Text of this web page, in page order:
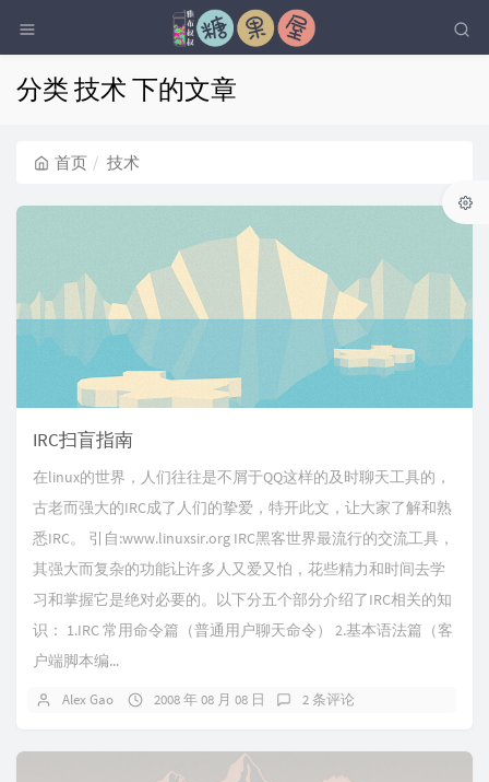
分类 技术 下的文章
首页 技术
IRC扫盲指南
在linux的世界，人们往往是不屑于QQ这样的及时聊天工具的，
古老而强大的IRC成了人们的挚爱，特开此文，让大家了解和熟
悉IRC。 引自:www.linuxsir.org IRC黑客世界最流行的交流工具，
其强大而复杂的功能让许多人又爱又怕，花些精力和时间去学
习和掌握它是绝对必要的。以下分五个部分介绍了IRC相关的知
识： 1.IRC 常用命令篇（普通用户聊天命令） 2.基本语法篇（客
户端脚本编...
Alex Gao 2008 年 08 月 08 日 2 条评论